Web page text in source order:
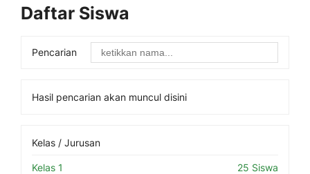
Daftar Siswa
Pencarian
Hasil pencarian akan muncul disini
Kelas / Jurusan
Kelas 1 25 Siswa